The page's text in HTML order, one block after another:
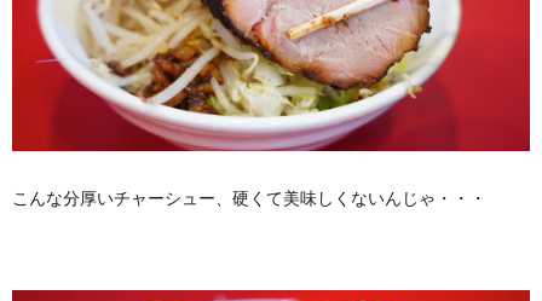
こんな分厚いチャーシュー、硬くて美味しくないんじゃ・・・